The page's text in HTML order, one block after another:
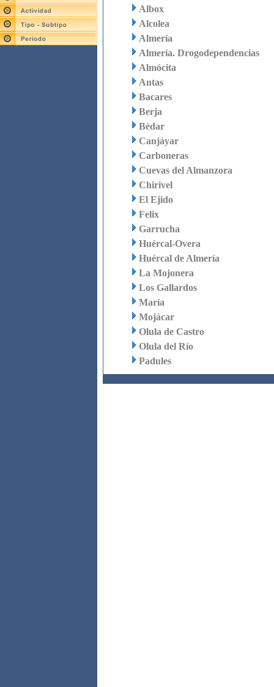
Albox
Alcolea
Almería
Almería. Drogodependencias
Almócita
Antas
Bacares
Berja
Bédar
Canjáyar
Carboneras
Cuevas del Almanzora
Chirivel
El Ejido
Felix
Garrucha
Huércal-Overa
Huércal de Almería
La Mojonera
Los Gallardos
María
Mojácar
Olula de Castro
Olula del Río
Padules